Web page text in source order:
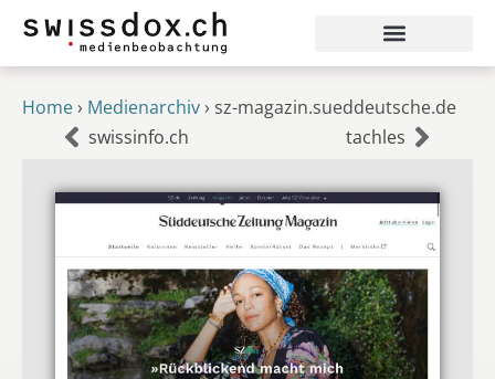
Home› Medienarchiv› sz-magazin.sueddeutsche.de
swissinfo.ch
tachles